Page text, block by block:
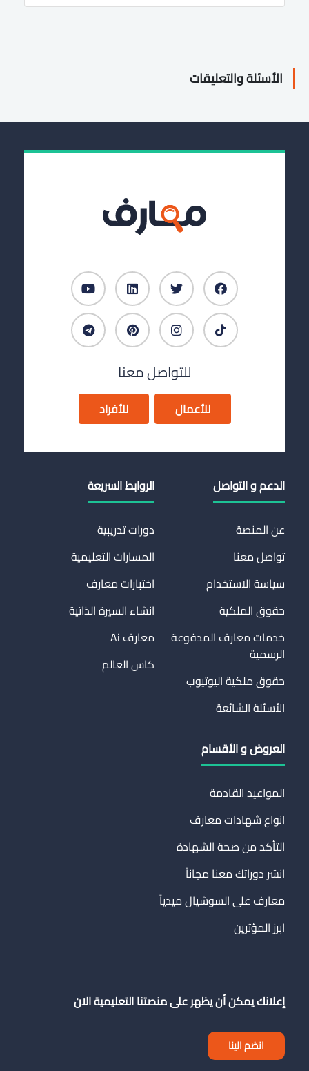
الأسئلة والتعليقات
للتواصل معنا
للأعمال للأفراد
الدعم و التواصل
عن المنصة
تواصل معنا
سياسة الاستخدام
حقوق الملكية
خدمات معارف المدفوعة
الرسمية
حقوق ملكية اليوتيوب
الأسئلة الشائعة
الروابط السريعة
دورات تدريبية
المسارات التعليمية
اختبارات معارف
انشاء السيرة الذاتية
معارف Ai
كاس العالم
العروض و الأقسام
المواعيد القادمة
انواع شهادات معارف
التأكد من صحة الشهادة
انشر دوراتك معنا مجاناً
معارف على السوشيال ميدياً
ابرز المؤثرين
إعلانك يمكن أن يظهر على منصتنا التعليمية الان
انضم الينا